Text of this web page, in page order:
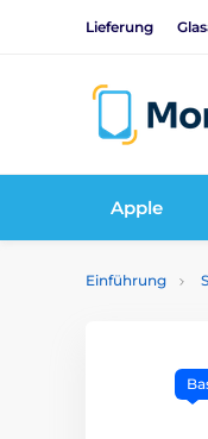
Lieferung
Apple
Einführung